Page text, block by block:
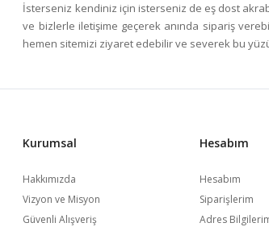
İsterseniz kendiniz için isterseniz de eş dost
ve bizlerle iletişime geçerek anında sipariş
hemen sitemizi ziyaret edebilir ve severek bu
Kurumsal
Hakkımızda
Vizyon ve Misyon
Güvenli Alışveriş
Hesabım
Hesabım
Siparişlerim
Adres